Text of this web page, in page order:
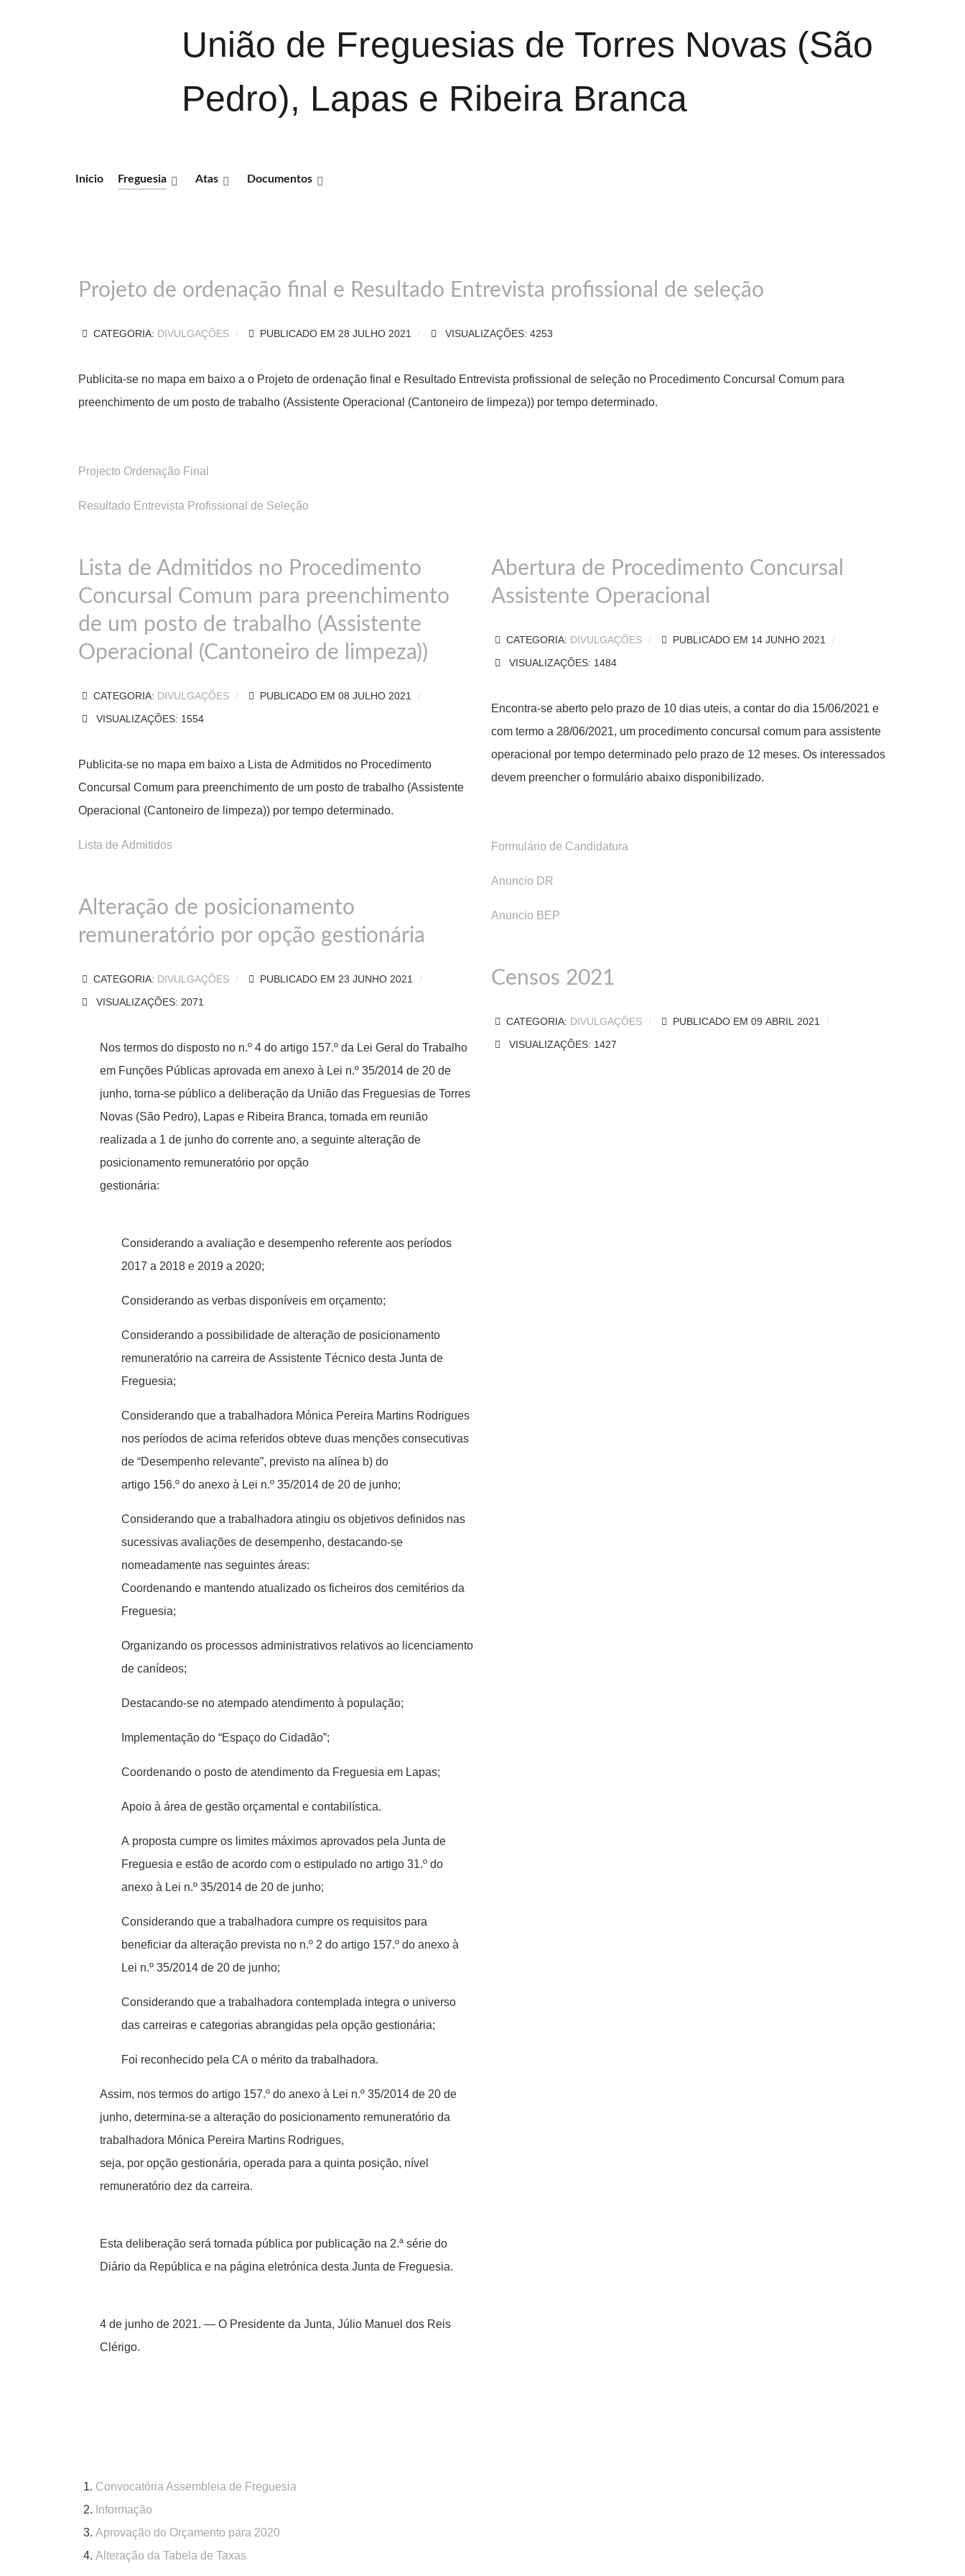
União de Freguesias de Torres Novas (São
Pedro), Lapas e Ribeira Branca
Inicio Freguesia Atas Documentos
Projeto de ordenação final e Resultado Entrevista profissional de seleção
CATEGORIA: DIVULGAÇÕES PUBLICADO EM 28 JULHO 2021 VISUALIZAÇÕES: 4253
Publicita-se no mapa em baixo a o Projeto de ordenação final e Resultado Entrevista profissional de seleção no Procedimento Concursal Comum para
preenchimento de um posto de trabalho (Assistente Operacional (Cantoneiro de limpeza)) por tempo determinado.
Projecto Ordenação Final
Resultado Entrevista Profissional de Seleção
Lista de Admitidos no Procedimento
Concursal Comum para preenchimento
de um posto de trabalho (Assistente
Operacional (Cantoneiro de limpeza))
CATEGORIA: DIVULGAÇÕES PUBLICADO EM 08 JULHO 2021
VISUALIZAÇÕES: 1554
Publicita-se no mapa em baixo a Lista de Admitidos no Procedimento
Concursal Comum para preenchimento de um posto de trabalho (Assistente
Operacional (Cantoneiro de limpeza)) por tempo determinado.
Lista de Admitidos
Alteração de posicionamento
remuneratório por opção gestionária
CATEGORIA: DIVULGAÇÕES PUBLICADO EM 23 JUNHO 2021
VISUALIZAÇÕES: 2071
Nos termos do disposto no n.º 4 do artigo 157.º da Lei Geral do Trabalho
em Funções Públicas aprovada em anexo à Lei n.º 35/2014 de 20 de
junho, torna-se público a deliberação da União das Freguesias de Torres
Novas (São Pedro), Lapas e Ribeira Branca, tomada em reunião
realizada a 1 de junho do corrente ano, a seguinte alteração de
posicionamento remuneratório por opção
gestionária:
Considerando a avaliação e desempenho referente aos períodos
2017 a 2018 e 2019 a 2020;
Considerando as verbas disponíveis em orçamento;
Considerando a possibilidade de alteração de posicionamento
remuneratório na carreira de Assistente Técnico desta Junta de
Freguesia;
Considerando que a trabalhadora Mónica Pereira Martins Rodrigues
nos períodos de acima referidos obteve duas menções consecutivas
de “Desempenho relevante”, previsto na alínea b) do
artigo 156.º do anexo à Lei n.º 35/2014 de 20 de junho;
Considerando que a trabalhadora atingiu os objetivos definidos nas
sucessivas avaliações de desempenho, destacando-se
nomeadamente nas seguintes áreas:
Coordenando e mantendo atualizado os ficheiros dos cemitérios da
Freguesia;
Organizando os processos administrativos relativos ao licenciamento
de canídeos;
Destacando-se no atempado atendimento à população;
Implementação do “Espaço do Cidadão”;
Coordenando o posto de atendimento da Freguesia em Lapas;
Apoio à área de gestão orçamental e contabilística.
A proposta cumpre os limites máximos aprovados pela Junta de
Freguesia e estão de acordo com o estipulado no artigo 31.º do
anexo à Lei n.º 35/2014 de 20 de junho;
Considerando que a trabalhadora cumpre os requisitos para
beneficiar da alteração prevista no n.º 2 do artigo 157.º do anexo à
Lei n.º 35/2014 de 20 de junho;
Considerando que a trabalhadora contemplada integra o universo
das carreiras e categorias abrangidas pela opção gestionária;
Foi reconhecido pela CA o mérito da trabalhadora.
Assim, nos termos do artigo 157.º do anexo à Lei n.º 35/2014 de 20 de
junho, determina-se a alteração do posicionamento remuneratório da
trabalhadora Mónica Pereira Martins Rodrigues,
seja, por opção gestionária, operada para a quinta posição, nível
remuneratório dez da carreira.
Esta deliberação será tornada pública por publicação na 2.ª série do
Diário da República e na página eletrónica desta Junta de Freguesia.
4 de junho de 2021. — O Presidente da Junta, Júlio Manuel dos Reis
Clérigo.
Abertura de Procedimento Concursal
Assistente Operacional
CATEGORIA: DIVULGAÇÕES PUBLICADO EM 14 JUNHO 2021
VISUALIZAÇÕES: 1484
Encontra-se aberto pelo prazo de 10 dias uteis, a contar do dia 15/06/2021 e
com termo a 28/06/2021, um procedimento concursal comum para assistente
operacional por tempo determinado pelo prazo de 12 meses. Os interessados
devem preencher o formulário abaixo disponibilizado.
Formulário de Candidatura
Anuncio DR
Anuncio BEP
Censos 2021
CATEGORIA: DIVULGAÇÕES PUBLICADO EM 09 ABRIL 2021
VISUALIZAÇÕES: 1427
Convocatória Assembleia de Freguesia
Informação
Aprovação do Orçamento para 2020
Alteração da Tabela de Taxas